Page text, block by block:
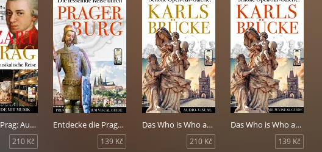
Mozart & Prag: Audiovisueller Guide mit Musikstücken
210 Kč
Entdecke die Prager Burg - Geschichten von Königen, Baumeister, Künstlern und Heiligen.
139 Kč
Das Who is Who auf der Prager Karlsbrücke - Geschichten über Statuen und Heilige (+audio)
210 Kč
Das Who is Who auf der Prager Karlsbrücke - Geschichten über Statuen und Heilige
139 Kč